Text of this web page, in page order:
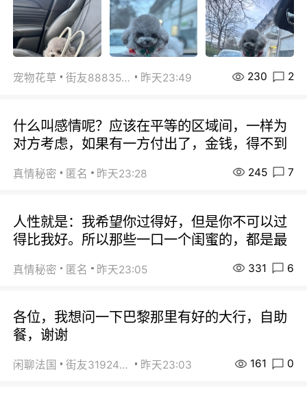
宠物花草 街友88835518 昨天23:49 230 2
什么叫感情呢？应该在平等的区域间，一样为
对方考虑，如果有一方付出了，金钱，得不到
真情秘密 匿名 昨天23:28 245 7
人性就是：我希望你过得好，但是你不可以过
得比我好。所以那些一口一个闺蜜的，都是最
真情秘密 匿名 昨天23:05 331 6
各位，我想问一下巴黎那里有好的大行，自助
餐，谢谢
闲聊法国 街友31924072 昨天23:03 161 0